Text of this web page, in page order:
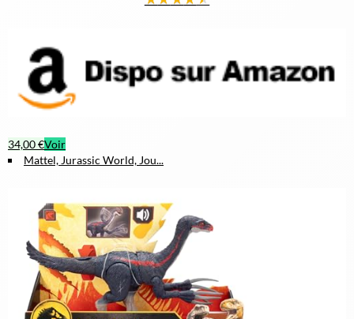
34,00 €Voir
Mattel, Jurassic World, Jou...